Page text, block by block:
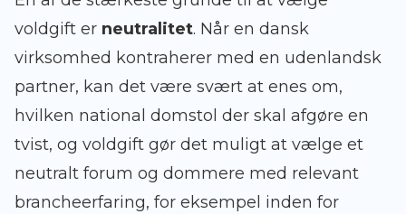
voldgift er neutralitet. Når en dansk
virksomhed kontraherer med en udenlandsk
partner, kan det være svært at enes om,
hvilken national domstol der skal afgøre en
tvist, og voldgift gør det muligt at vælge et
neutralt forum og dommere med relevant
brancheerfaring, for eksempel inden for